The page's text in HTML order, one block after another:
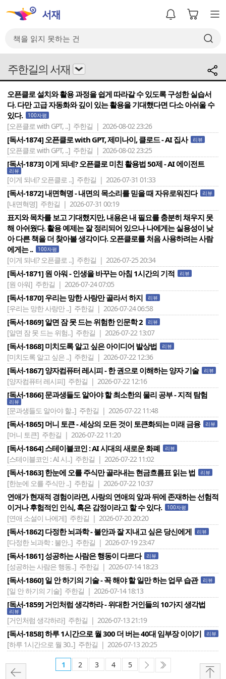
주한길의 서재
오픈클로 설치와 활용 과정을 쉽게 따라갈 수 있도록 구성한 실습서
다. 다만 고급 자동화와 깊이 있는 활용을 기대했다면 다소 아쉬울 수
있다.
100자평
[오픈클로 with GPT, ..] 주한길 | 2026-08-02 23:26
[독서-1874] 오픈클로 with GPT, 제미나이, 클로드 - AI 집사 리뷰
[오픈클로 with GPT, ..] 주한길 | 2026-08-02 23:25
[독서-1873] 이게 되네? 오픈클로 미친 활용법 50제 - AI 에이전트
리뷰
[이게 되네? 오픈클로 ..] 주한길 | 2026-07-31 01:33
[독서-1872] 내면혁명 - 내면의 목소리를 믿을 때 자유로워진다 리뷰
[내면혁명] 주한길 | 2026-07-31 00:19
표지와 목차를 보고 기대했지만, 내용은 내 필요를 충분히 채우지 못
해 아쉬웠다. 활용 예제는 잘 정리되어 있으나 나에게는 실용성이 낮
아 다른 책을 더 찾아볼 생각이다. 오픈클로를 처음 사용하려는 사람
에게는 ..
100자평
[이게 되네? 오픈클로 ..] 주한길 | 2026-07-25 20:34
[독서-1871] 원 아워 - 인생을 바꾸는 아침 1시간의 기적 리뷰
[원 아워] 주한길 | 2026-07-24 07:05
[독서-1870] 우리는 망한 사랑만 골라서 하지 리뷰
[우리는 망한 사랑만 ..] 주한길 | 2026-07-24 06:58
[독서-1869] 알면 잠 못 드는 위험한 인문학 2 리뷰
[알면 잠 못 드는 위험..] 주한길 | 2026-07-22 13:07
[독서-1868] 미치도록 알고 싶은 아이디어 발상법 리뷰
[미치도록 알고 싶은 ..] 주한길 | 2026-07-22 12:36
[독서-1867] 양자컴퓨터 레시피 - 한 권으로 이해하는 양자 기술 리뷰
[양자컴퓨터 레시피] 주한길 | 2026-07-22 12:16
[독서-1866] 문과생들도 알아야 할 최소한의 물리 공부 - 지적 탐험
리뷰
[문과생들도 알아야 할..] 주한길 | 2026-07-22 11:48
[독서-1865] 머니 토큰 - 세상의 모든 것이 토큰화되는 미래 금융 리뷰
[머니 토큰] 주한길 | 2026-07-22 11:20
[독서-1864] 스테이블코인 : AI 시대의 새로운 화폐 리뷰
[스테이블코인 : AI 시..] 주한길 | 2026-07-22 11:02
[독서-1863] 한눈에 오를 주식만 골라내는 현금흐름표 읽는 법 리뷰
[한눈에 오를 주식만 ..] 주한길 | 2026-07-22 10:37
연애가 현재적 경험이라면, 사랑의 연애의 앞과 뒤에 존재하는 선험적
이거나 후험적인 인식, 혹은 감정이라고 할 수 있다.
100자평
[연애 소설이 나에게] 주한길 | 2026-07-20 20:20
[독서-1862] 다정한 뇌과학 - 불안과 잘 지내고 싶은 당신에게 리뷰
[다정한 뇌과학 : 불안..] 주한길 | 2026-07-19 23:47
[독서-1861] 성공하는 사람은 행동이 다르다 리뷰
[성공하는 사람은 행동..] 주한길 | 2026-07-14 18:23
[독서-1860] 일 안 하기의 기술 - 꼭 해야 할 일만 하는 업무 습관 리뷰
[일 안 하기의 기술] 주한길 | 2026-07-14 18:13
[독서-1859] 거인처럼 생각하라 - 위대한 거인들의 10가지 생각법
리뷰
[거인처럼 생각하라] 주한길 | 2026-07-13 21:19
[독서-1858] 하루 1시간으로 월 300 더 버는 40대 임부장 이야기 리뷰
[하루 1시간으로 월 30..] 주한길 | 2026-07-13 20:25
1 2 3 4 5